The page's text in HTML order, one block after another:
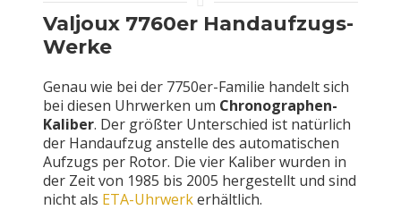
Valjoux 7760er Handaufzugs-
Werke
Genau wie bei der 7750er-Familie handelt sich
bei diesen Uhrwerken um Chronographen-
Kaliber. Der größter Unterschied ist natürlich
der Handaufzug anstelle des automatischen
Aufzugs per Rotor. Die vier Kaliber wurden in
der Zeit von 1985 bis 2005 hergestellt und sind
nicht als ETA-Uhrwerkerhältlich.